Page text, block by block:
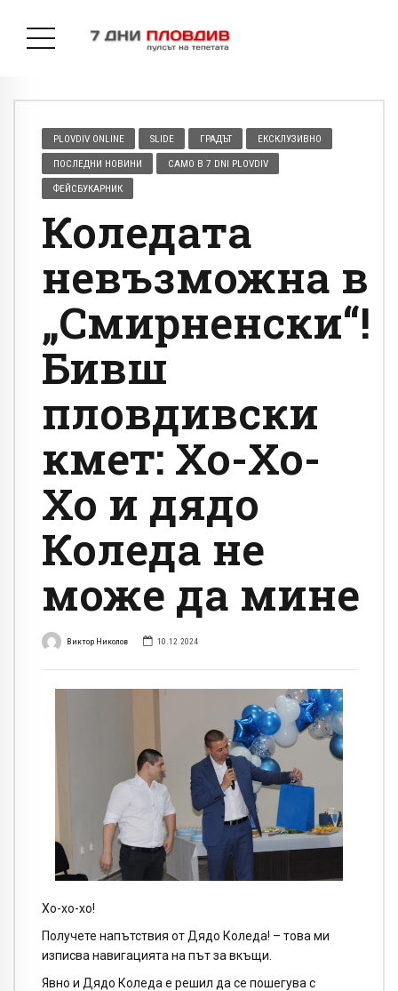
PLOVDIV ONLINE SLIDE ГРАДЪТ ЕКСКЛУЗИВНО
ПОСЛЕДНИ НОВИНИ САМО В 7 DNI PLOVDIV
ФЕЙСБУКАРНИК
Коледата
невъзможна в
„Смирненски“!
Бивш
пловдивски
кмет: Хо-Хо-
Хо и дядо
Коледа не
може да мине
Виктор Николов 10.12.2024
Хо-хо-хо!
Получете напътствия от Дядо Коледа! – това ми
изписва навигацията на път за вкъщи.
Явно и Дядо Коледа е решил да се пошегува с